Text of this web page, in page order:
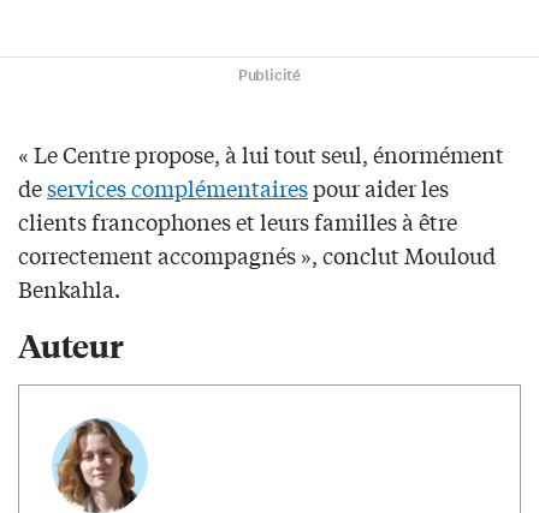
Publicité
« Le Centre propose, à lui tout seul, énormément
deservices complémentairespour aider les
clients francophones et leurs familles à être
correctement accompagnés », conclut Mouloud
Benkahla.
Auteur